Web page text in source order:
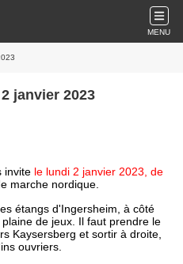
MENU
janvier 2023
invite le lundi 2 janvier 2023, de
marche nordique.
étangs d'Ingersheim, à côté
de jeux. Il faut prendre le
Kaysersberg et sortir à droite,
ouvriers.